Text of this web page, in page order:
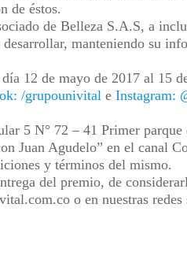
de éstos.
de Belleza S.A.S, a
manteniendo su
12 de mayo de 2017 al 15
/grupounivital e Instagram:
5 N° 72 – 41 Primer
Juan Agudelo” en el canal
y términos del mismo.
del premio, de
o en nuestras redes